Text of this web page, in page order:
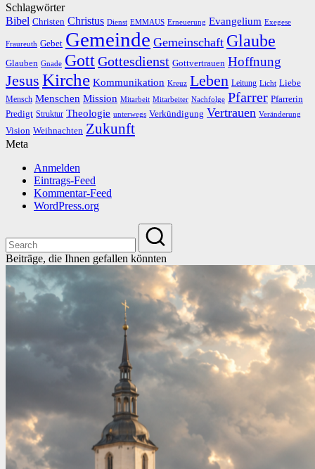
Schlagwörter
Bibel Christen Christus Dienst EMMAUS Erneuerung Evangelium Exegese
Fraureuth Gebet Gemeinde Gemeinschaft Glaube
Glauben Gnade GottGottesdienst Gottvertrauen Hoffnung
Jesus Kirche Kommunikation Kreuz Leben Leitung Licht Liebe
Mensch Menschen Mission Mitarbeit Mitarbeiter Nachfolge Pfarrer Pfarrerin
Predigt Struktur Theologie unterwegs Verkündigung Vertrauen Veränderung
Vision Weihnachten Zukunft
Meta
Anmelden
Eintrags-Feed
Kommentar-Feed
WordPress.org
Beiträge, die Ihnen gefallen könnten